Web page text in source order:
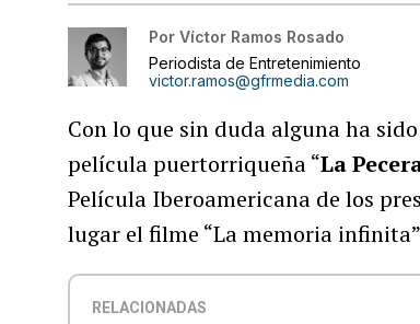
Por Víctor Ramos Rosado
Periodista de Entretenimiento
victor.ramos@gfrmedia.com
Con lo que sin duda alguna ha
película puertorriqueña “La
Película Iberoamericana de los
lugar el filme “La memoria
RELACIONADAS